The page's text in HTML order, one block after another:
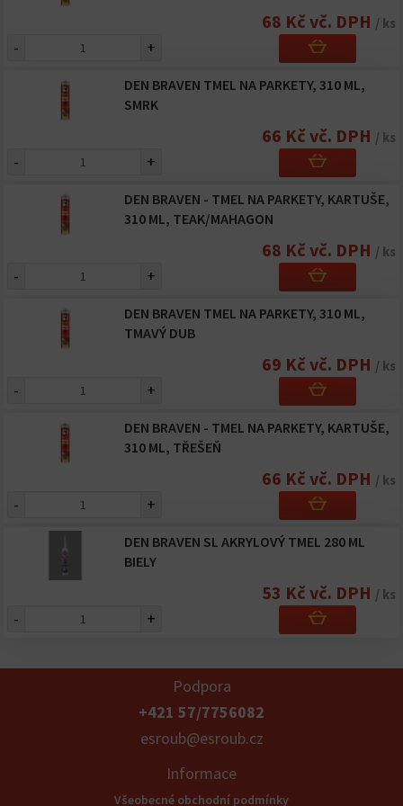
68 Kč vč. DPH / ks
- +
DEN BRAVEN TMEL NA PARKETY, 310 ML,
SMRK
66 Kč vč. DPH / ks
- +
DEN BRAVEN - TMEL NA PARKETY, KARTUŠE,
310 ML, TEAK/MAHAGON
68 Kč vč. DPH / ks
- +
DEN BRAVEN TMEL NA PARKETY, 310 ML,
TMAVÝ DUB
69 Kč vč. DPH / ks
- +
DEN BRAVEN - TMEL NA PARKETY, KARTUŠE,
310 ML, TŘEŠEŇ
66 Kč vč. DPH / ks
- +
DEN BRAVEN SL AKRYLOVÝ TMEL 280 ML
BIELY
53 Kč vč. DPH / ks
- +
Podpora
+421 57/7756082
esroub@esroub.cz
Informace
Všeobecné obchodní podmínky